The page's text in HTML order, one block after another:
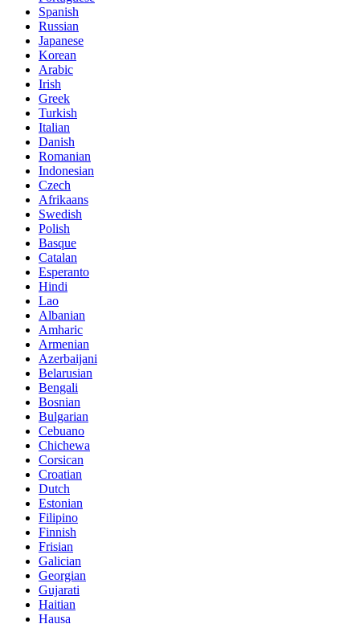
Spanish
Russian
Japanese
Korean
Arabic
Irish
Greek
Turkish
Italian
Danish
Romanian
Indonesian
Czech
Afrikaans
Swedish
Polish
Basque
Catalan
Esperanto
Hindi
Lao
Albanian
Amharic
Armenian
Azerbaijani
Belarusian
Bengali
Bosnian
Bulgarian
Cebuano
Chichewa
Corsican
Croatian
Dutch
Estonian
Filipino
Finnish
Frisian
Galician
Georgian
Gujarati
Haitian
Hausa